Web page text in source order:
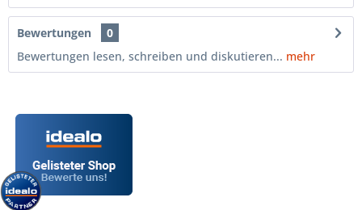
Bewertungen
0
Bewertungen lesen, schreiben und diskutieren... mehr